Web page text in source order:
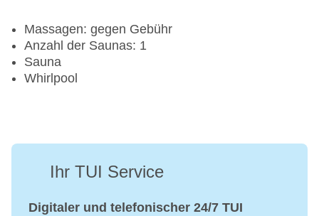
Massagen: gegen Gebühr
Anzahl der Saunas: 1
Sauna
Whirlpool
Ihr TUI Service
Digitaler und telefonischer 24/7 TUI